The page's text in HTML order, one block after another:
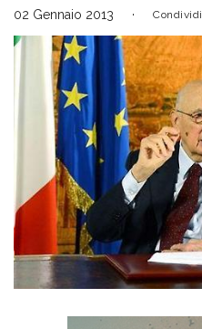
02 Gennaio 2013 Condividi